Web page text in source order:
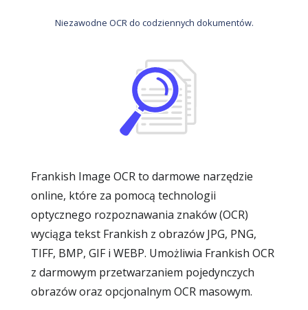
Niezawodne OCR do codziennych dokumentów.
Frankish Image OCR to darmowe narzędzie
online, które za pomocą technologii
optycznego rozpoznawania znaków (OCR)
wyciąga tekst Frankish z obrazów JPG, PNG,
TIFF, BMP, GIF i WEBP. Umożliwia Frankish OCR
z darmowym przetwarzaniem pojedynczych
obrazów oraz opcjonalnym OCR masowym.